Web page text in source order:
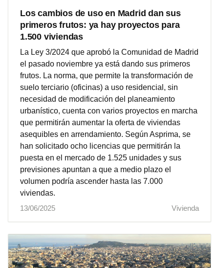
Los cambios de uso en Madrid dan sus
primeros frutos: ya hay proyectos para
1.500 viviendas
La Ley 3/2024 que aprobó la Comunidad de Madrid
el pasado noviembre ya está dando sus primeros
frutos. La norma, que permite la transformación de
suelo terciario (oficinas) a uso residencial, sin
necesidad de modificación del planeamiento
urbanístico, cuenta con varios proyectos en marcha
que permitirán aumentar la oferta de viviendas
asequibles en arrendamiento. Según Asprima, se
han solicitado ocho licencias que permitirán la
puesta en el mercado de 1.525 unidades y sus
previsiones apuntan a que a medio plazo el
volumen podría ascender hasta las 7.000
viviendas.
13/06/2025
Vivienda